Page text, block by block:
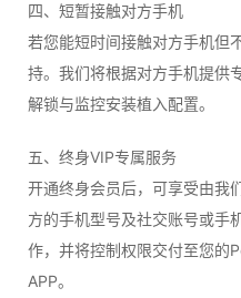
四、短暂接触对方手机
若您能短时间接触对方手机但
持。我们将根据对方手机提供
解锁与监控安装植入配置。
五、终身VIP专属服务
开通终身会员后，可享受由我
方的手机型号及社交账号或手
作，并将控制权限交付至您的
APP。